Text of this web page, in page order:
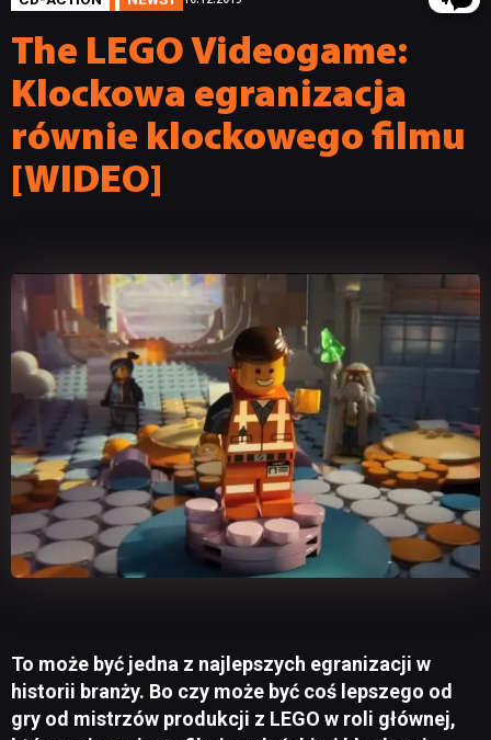
The LEGO Videogame:
Klockowa egranizacja
równie klockowego filmu
[WIDEO]
To może być jedna z najlepszych egranizacji w
historii branży. Bo czy może być coś lepszego od
gry od mistrzów produkcji z LEGO w roli głównej,